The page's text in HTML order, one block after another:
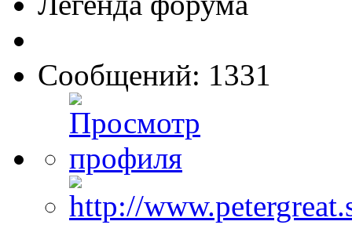
Сообщений: 1331